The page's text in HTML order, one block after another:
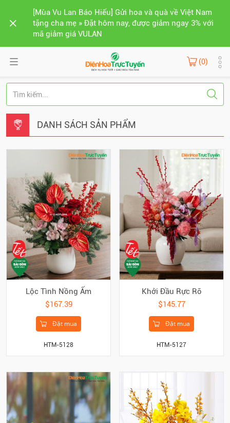
[Mùa Vu Lan Báo Hiếu] Gửi hoa và quà về Việt Nam
tặng cha mẹ » Đặt hôm nay, được giảm ngay 3% với
mã giảm giá VULAN
(0)
DANH SÁCH SẢN PHẨM
Lộc Tình Nồng Ấm
$167.39
Đặt mua
HTM-5128
Khởi Đầu Rực Rỡ
$145.77
Đặt mua
HTM-5127